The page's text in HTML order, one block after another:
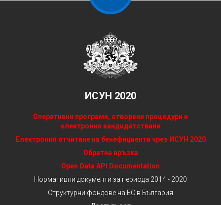
ИСУН 2020
Оперативни програми, отворени процедури и
електронно кандидатстване
Електронно отчитане на бенефициенти чрез ИСУН 2020
Обратна връзка
Open Data API Documentation
Нормативни документи за периода 2014 - 2020
Структурни фондове на ЕС в България